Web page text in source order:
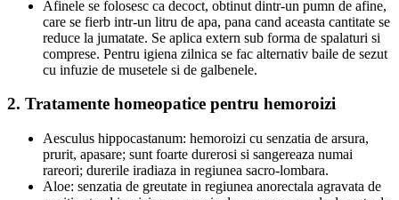
Afinele se folosesc ca decoct, obtinut dintr-un pumn de afine,
care se fierb intr-un litru de apa, pana cand aceasta cantitate se
reduce la jumatate. Se aplica extern sub forma de spalaturi si
comprese. Pentru igiena zilnica se fac alternativ baile de sezut
cu infuzie de musetele si de galbenele.
2. Tratamente homeopatice pentru hemoroizi
Aesculus hippocastanum: hemoroizi cu senzatia de arsura,
prurit, apasare; sunt foarte durerosi si sangereaza numai
rareori; durerile iradiaza in regiunea sacro-lombara.
Aloe: senzatia de greutate in regiunea anorectala agravata de